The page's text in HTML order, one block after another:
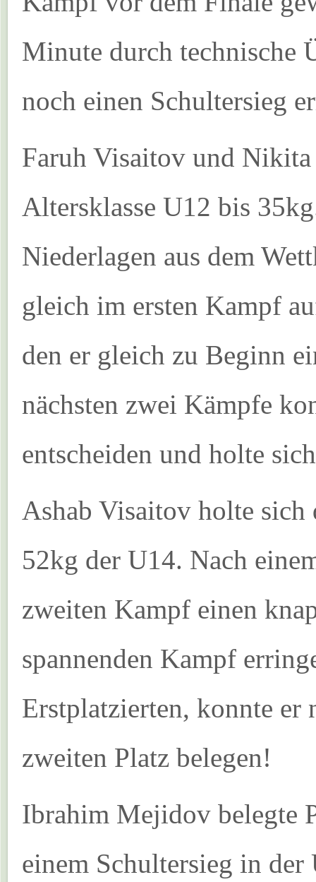
Minute durch technische
noch einen Schultersieg
Faruh Visaitov und
Altersklasse U12 bis
Niederlagen aus dem
gleich im ersten Kampf
den er gleich zu Beginn
nächsten zwei Kämpfe
entscheiden und holte
Ashab Visaitov holte
52kg der U14. Nach
zweiten Kampf einen
spannenden Kampf
Erstplatzierten, konnte er
zweiten Platz belegen!
Ibrahim Mejidov belegte
einem Schultersieg in